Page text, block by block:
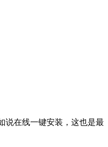
说在线一键安装，这也是最